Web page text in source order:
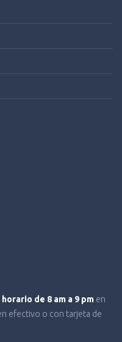
horario de 8 am a 9 pm en
efectivo o con tarjeta de